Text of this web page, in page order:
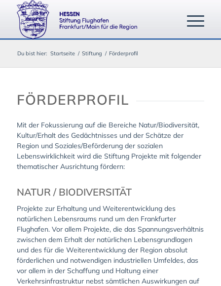
Du bist hier: Startseite / Stiftung / Förderprofil
FÖRDERPROFIL
Mit der Fokussierung auf die Bereiche Natur/Biodiversität,
Kultur/Erhalt des Gedächtnisses und der Schätze der
Region und Soziales/Beförderung der sozialen
Lebenswirklichkeit wird die Stiftung Projekte mit folgender
thematischer Ausrichtung fördern:
NATUR / BIODIVERSITÄT
Projekte zur Erhaltung und Weiterentwicklung des
natürlichen Lebensraums rund um den Frankfurter
Flughafen. Vor allem Projekte, die das Spannungsverhältnis
zwischen dem Erhalt der natürlichen Lebensgrundlagen
und des für die Weiterentwicklung der Region absolut
förderlichen und notwendigen industriellen Umfeldes, das
vor allem in der Schaffung und Haltung einer
Verkehrsinfrastruktur nebst sämtlichen Auswirkungen auf